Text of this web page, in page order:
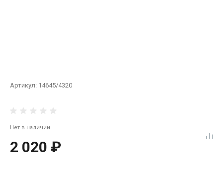
Артикул: 14645/4320
Нет в наличии
2 020 ₽